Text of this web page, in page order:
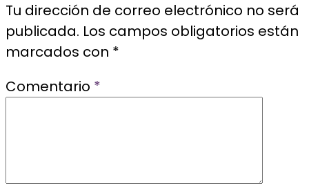
Tu dirección de correo electrónico no será
publicada. Los campos obligatorios están
marcados con *
Comentario *